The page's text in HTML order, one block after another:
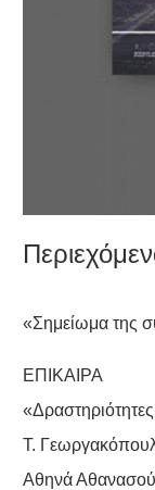
«Σημείωμα της
ΕΠΙΚΑΙΡΑ
Τ.
Αθηνά